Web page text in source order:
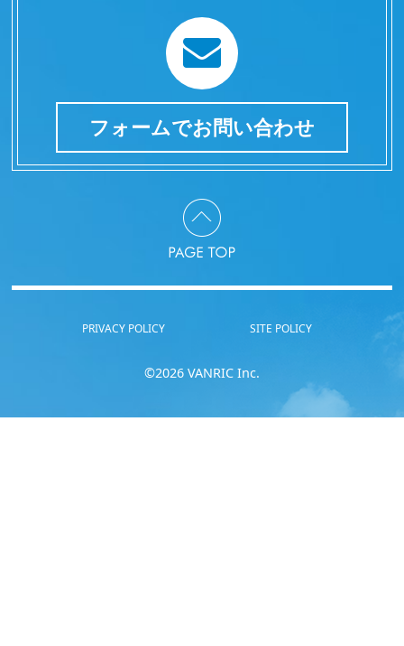
フォームでお問い合わせ
PRIVACY POLICY SITE POLICY
©2026 VANRIC Inc.